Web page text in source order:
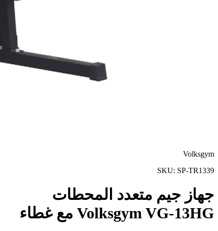
Volksgym
SKU: SP-TR1339
جهاز جيم متعدد المحطات
Volksgym VG-13HG مع غطاء